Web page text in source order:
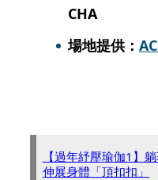
CHA
場地提供：
【過年紓壓瑜伽1】
伸展身體「頂扣扣」